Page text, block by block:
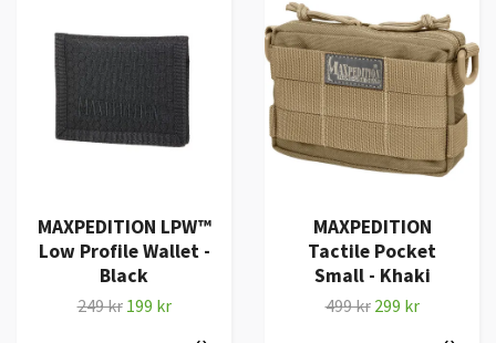
MAXPEDITION LPW™
Low Profile Wallet -
Black
249 kr 199 kr
MAXPEDITION
Tactile Pocket
Small - Khaki
499 kr 299 kr